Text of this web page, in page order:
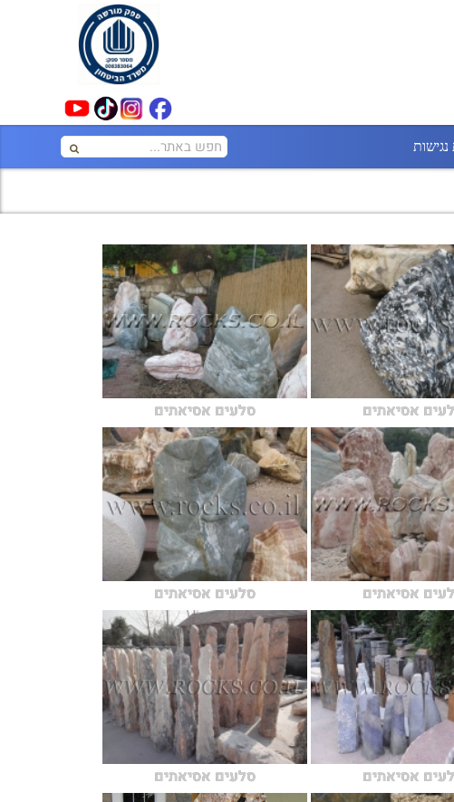
אסיאתים סלעים אסיאתים
אסיאתים סלעים אסיאתים
אסיאתים סלעים אסיאתים